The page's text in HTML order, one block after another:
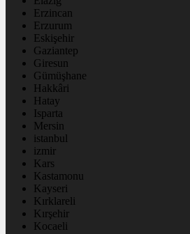
Erzincan
Erzurum
Eskişehir
Gaziantep
Giresun
Gümüşhane
Hakkâri
Hatay
Isparta
Mersin
istanbul
izmir
Kars
Kastamonu
Kayseri
Kırklareli
Kırşehir
Kocaeli